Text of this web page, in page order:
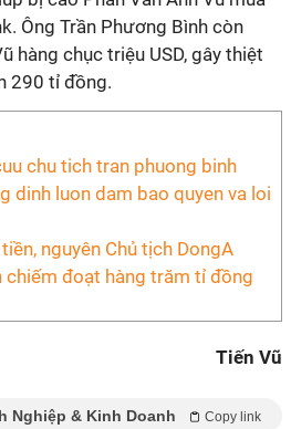
Ông Trần Phương Bình còn
hàng chục triệu USD, gây thiệt
290 tỉ đồng.
nguyên Chủ tịch DongA
chiếm đoạt hàng trăm tỉ đồng
Tiến Vũ
Nghiệp & Kinh Doanh Copy link